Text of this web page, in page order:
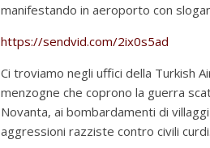
manifestando in aeroporto con
https://sendvid.com/2ix0s5ad
Ci troviamo negli uffici della Turkish
menzogne che coprono la guerra
Novanta, ai bombardamenti di
aggressioni razziste contro civili curdi.